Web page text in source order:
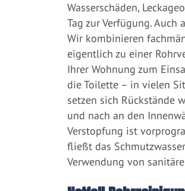
Wasserschäden,
Tag zur Verfügung.
Wir kombinieren
eigentlich zu einer
Ihrer Wohnung zum
die Toilette – in vielen
setzen sich Rückstände
und nach an den
Verstopfung ist
fließt das
Verwendung von